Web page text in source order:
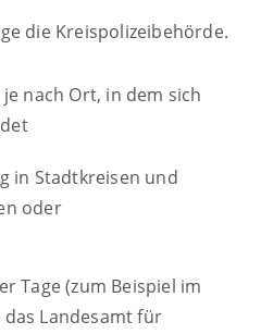
die Kreispolizeibehörde.
nach Ort, in dem sich
in Stadtkreisen und
oder
Tage (zum Beispiel im
Landesamt für